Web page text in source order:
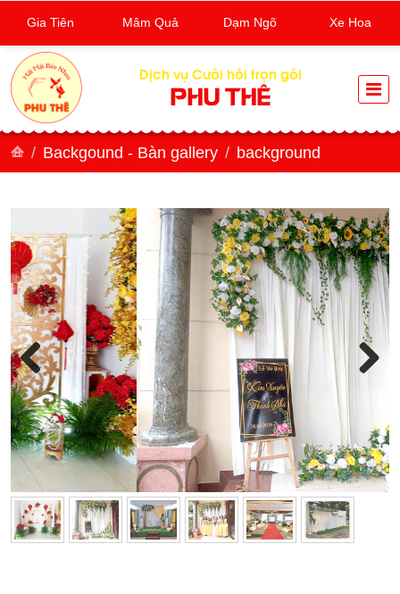
Dịch vụ Cưới hỏi trọn gói
PHU THÊ
Backgound - Bàn gallery background
Previous
Gia Tiên Mâm Quả Dạm Ngõ Xe Hoa